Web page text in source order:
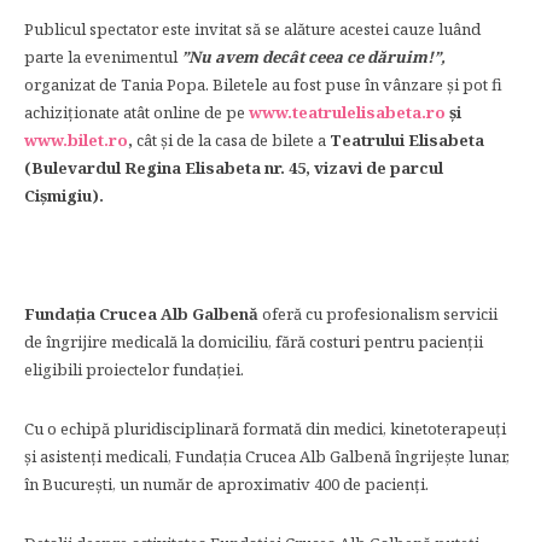
Publicul spectator este invitat să se alăture acestei cauze luând
parte la evenimentul ”Nu avem decât ceea ce dăruim!”,
organizat de Tania Popa. Biletele au fost puse în vânzare și pot fi
achiziționate atât online de pe www.teatrulelisabeta.ro și
www.bilet.ro, cât și de la casa de bilete a Teatrului Elisabeta
(Bulevardul Regina Elisabeta nr. 45, vizavi de parcul
Cișmigiu).
Fundația Crucea Alb Galbenăoferă cu profesionalism servicii
de îngrijire medicală la domiciliu, fără costuri pentru pacienții
eligibili proiectelor fundației.
Cu o echipă pluridisciplinară formată din medici, kinetoterapeuți
și asistenți medicali, Fundația Crucea Alb Galbenă îngrijește lunar,
în București, un număr de aproximativ 400 de pacienți.